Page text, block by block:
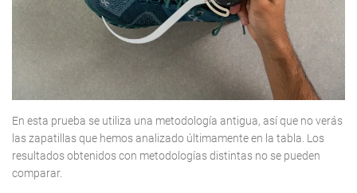
En esta prueba se utiliza una metodología antigua, así que no verás
las zapatillas que hemos analizado últimamente en la tabla. Los
resultados obtenidos con metodologías distintas no se pueden
comparar.